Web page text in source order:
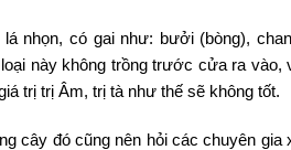
nhọn, có gai như: bưởi (bòng),
này không trồng trước cửa ra vào,
trị trị Âm, trị tà như thế sẽ không tốt.
cây đó cũng nên hỏi các chuyên